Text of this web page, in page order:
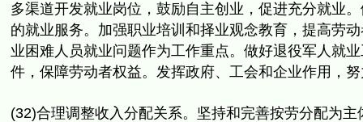
多渠道开发就业岗位，鼓励自主创业，促进充分就业。
的就业服务。加强职业培训和择业观念教育， 提高劳
业困难人员就业问题作为工作重点。做好退役军人就
件， 保障劳动者权益。发挥政府、工会和企业作用，
(32)合理调整收入分配关系。坚持和完善按劳分配为主